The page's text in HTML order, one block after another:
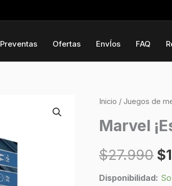
Preventas Ofertas EnvÍos FAQ
Inicio / Juegos de
Marvel
$27.990
El
$
Disponibilidad:
Marvel
en
New
York
cantidad